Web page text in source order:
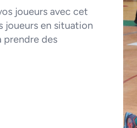
joueurs avec cet
joueurs en situation
prendre des